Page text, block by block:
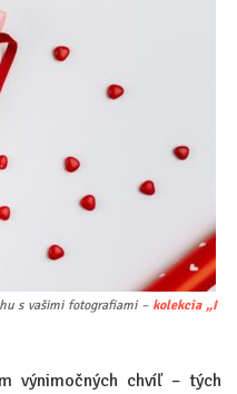
s vašimi fotografiami –kolekcia „I
výnimočných chvíľ – tých